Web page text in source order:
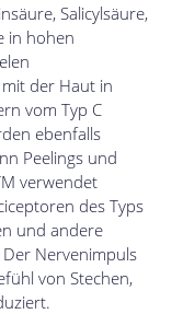
Salicylsäure,
in hohen
der Haut in
vom Typ C
ebenfalls
Peelings und
verwendet
des Typs
und andere
Nervenimpuls
von Stechen,